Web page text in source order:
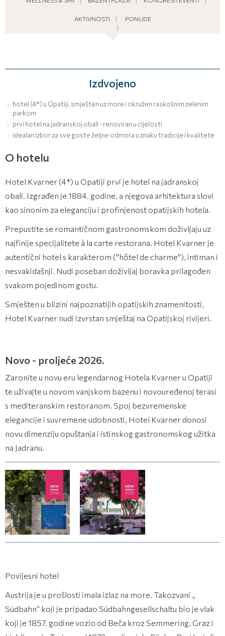
AKTIVNOSTI PONUDE
Izdvojeno
hotel (4*) u Opatiji, smješten uz more i okružen raskošnim zelenim
parkom
prvi hotel na jadranskoj obali - renoviran u cijelosti
idealan izbor za sve goste željne odmora u znaku tradicije i kvalitete
O hotelu
Hotel Kvarner (4*) u Opatiji prvi je hotel na jadranskoj
obali. Izgrađen je 1884. godine, a njegova arhitektura slovi
kao sinonim za eleganciju i profinjenost opatijskih hotela.
Prepustite se romantičnom gastronomskom doživljaju uz
najfinije specijalitete à la carte restorana. Hotel Kvarner je
autentični hotel s karakterom ("hôtel de charme"), intiman i
nesvakidašnji. Nudi poseban doživljaj boravka prilagođen
svakom pojedinom gostu.
Smješten u blizini najpoznatijih opatijskih znamenitosti,
Hotel Kvarner nudi izvrstan smještaj na Opatijskoj rivijeri.
Novo - proljeće 2026.
Zaronite u novu eru legendarnog Hotela Kvarner u Opatiji
te uživajte u novom vanjskom bazenu i novouređenoj terasi
s mediteranskim restoranom. Spoj bezvremenske
elegancije i suvremene udobnosti, Hotel Kvarner donosi
novu dimenziju opuštanja i istinskog gastronomskog užitka
na Jadranu.
(2 fotografija) (2 fotografija)
Povijesni hotel
Austrija je u prošlosti imala izlaz na more. Takozvani „
Südbahn“ koji je pripadao Südbahngesellschaltu bio je vlak
koji je 1857. godine vozio od Beča kroz Semmering, Graz i